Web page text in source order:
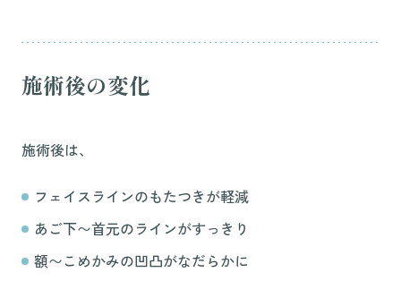
施術後の変化
施術後は、
フェイスラインのもたつきが軽減
あご下〜首元のラインがすっきり
額〜こめかみの凹凸がなだらかに